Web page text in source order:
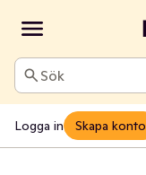
Sök
Logga in Skapa konto